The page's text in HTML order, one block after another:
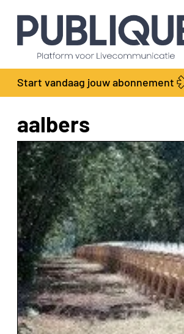
Start vandaag jouw abonnement
aalbers